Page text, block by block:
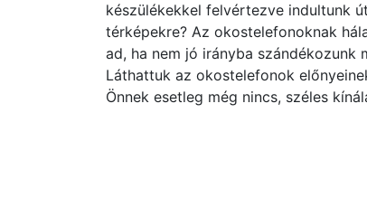
készülékekkel felvértezve indultunk
térképekre? Az okostelefonoknak
ad, ha nem jó irányba szándékozunk
Láthattuk az okostelefonok
Önnek esetleg még nincs, széles